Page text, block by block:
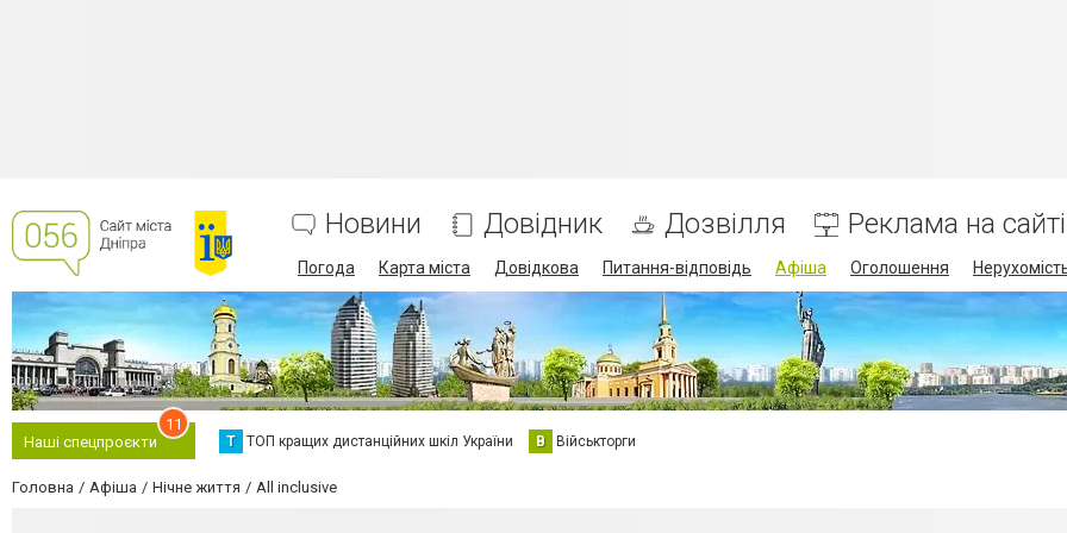
Новини Довідник Дозвілля Реклама на сайті
Погода Карта міста Довідкова Питання-відповідь Афіша Оголошення
Наші спецпроєкти
11
Т ТОП кращих дистанційних шкіл України В Військторги
Головна Афіша Нічне життя Аll inclusive